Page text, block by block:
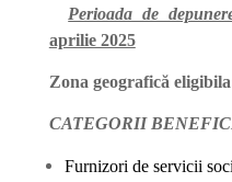
Perioada de
aprilie 2025
Zona geografică
CATEGORII
Furnizori de servicii